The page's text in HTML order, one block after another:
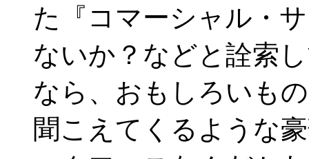
た『コマーシャル・
ないか？などと詮索
なら、おもしろいも
聞こえてくるような